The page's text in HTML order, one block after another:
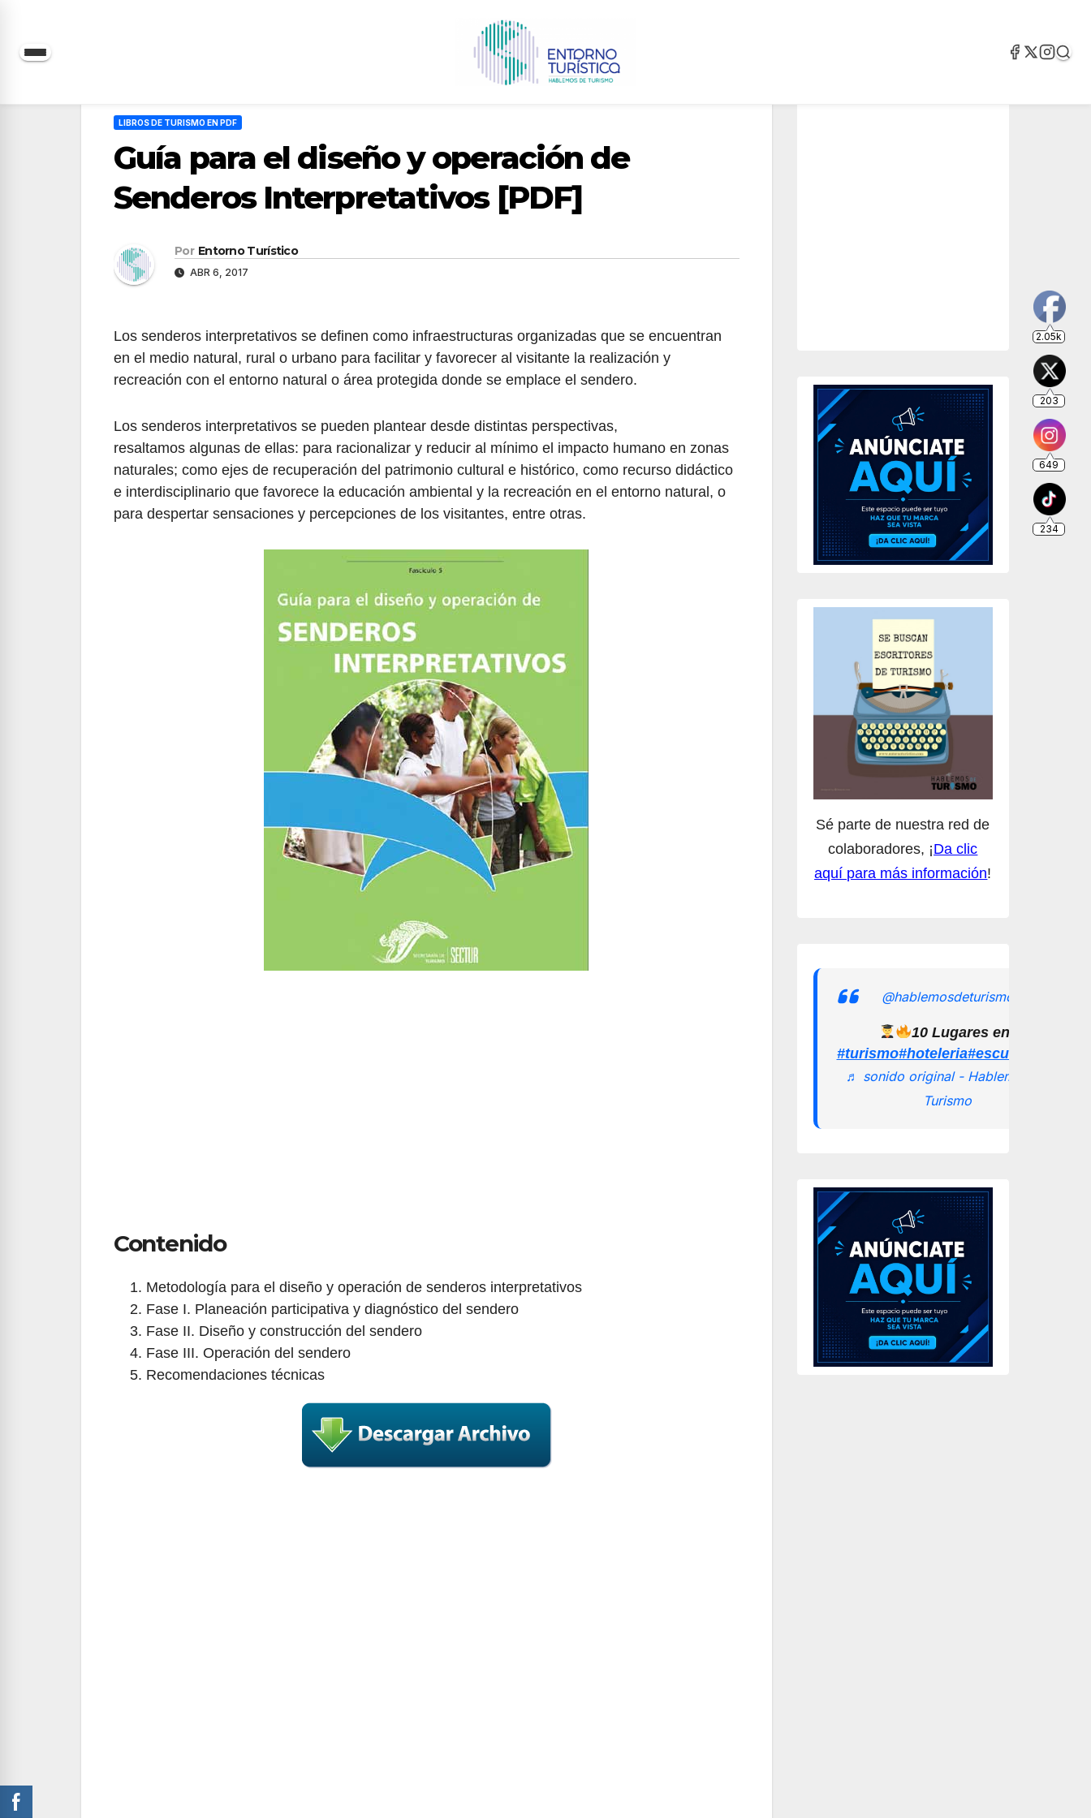
Saltar
LIBROS DE TURISMO EN PDF
Guía para el diseño y operación de
Senderos Interpretativos [PDF]
Por Entorno Turístico
ABR 6, 2017
Los senderos interpretativos se definen como infraestructuras organizadas que se encuentran
en el medio natural, rural o urbano para facilitar y favorecer al visitante la realización y
recreación con el entorno natural o área protegida donde se emplace el sendero.
Los senderos interpretativos se pueden plantear desde distintas perspectivas,
resaltamos algunas de ellas: para racionalizar y reducir al mínimo el impacto humano en zonas
naturales; como ejes de recuperación del patrimonio cultural e histórico, como recurso didáctico
e interdisciplinario que favorece la educación ambiental y la recreación en el entorno natural, o
para despertar sensaciones y percepciones de los visitantes, entre otras.
Contenido
Metodología para el diseño y operación de senderos interpretativos
Fase I. Planeación participativa y diagnóstico del sendero
Fase II. Diseño y construcción del sendero
Fase III. Operación del sendero
Recomendaciones técnicas
Sé parte de nuestra red de
colaboradores, ¡Da clic
aquí para más información!
@hablemosdeturismomx
10 Lugares en los que
#turismo#hoteleria
♬ sonido original - Hablemos de
Turismo
2.05k
203
649
234